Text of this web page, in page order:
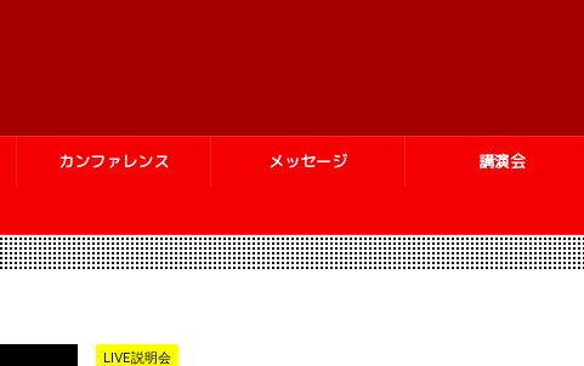
カンファレンス メッセージ 講演会
LIVE説明会